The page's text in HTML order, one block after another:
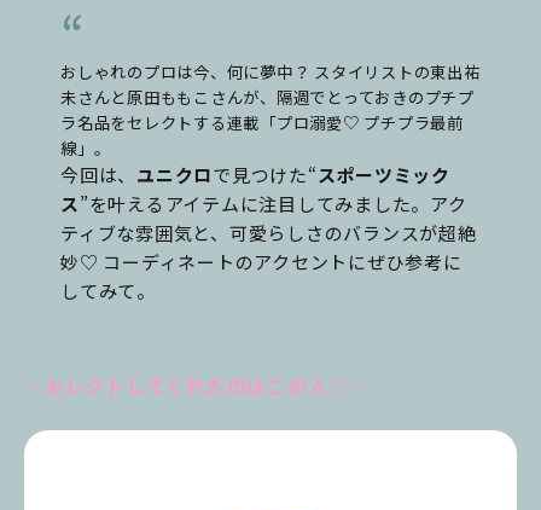
おしゃれのプロは今、何に夢中？ スタイリストの東出祐
未さんと原田ももこさんが、隔週でとっておきのプチプ
ラ名品をセレクトする連載「プロ溺愛♡ プチプラ最前
線」。
今回は、 ユニクロで見つけた“スポーツミック
ス”を叶えるアイテムに注目してみました。アク
ティブな雰囲気と、可愛らしさのバランスが超絶
妙♡ コーディネートのアクセントにぜひ参考に
してみて。
＼セレクトしてくれたのはこの人♡／